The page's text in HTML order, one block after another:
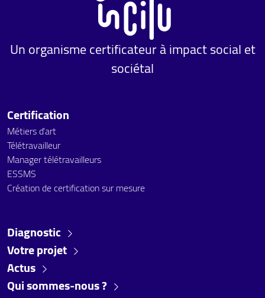
Un organisme certificateur à impact social et
sociétal
Certification
Métiers d'art
Télétravailleur
Manager télétravailleurs
ESSMS
Création de certification sur mesure
Diagnostic
Votre projet
Actus
Qui sommes-nous ?